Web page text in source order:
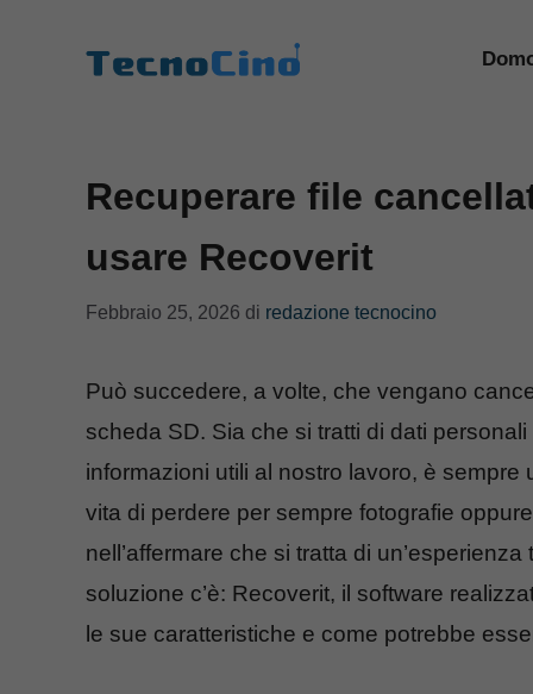
Recuperare file
usare Recoverit
Febbraio 25, 2026 di redazione tecnocino
Può succedere, a volte, che vengano
scheda SD. Sia che si tratti di dati
informazioni utili al nostro lavoro, è
vita di perdere per sempre fotografie
nell’affermare che si tratta di
soluzione c’è: Recoverit, il software
le sue caratteristiche e come potrebbe